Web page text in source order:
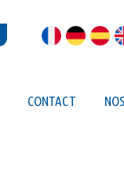
CONTACT